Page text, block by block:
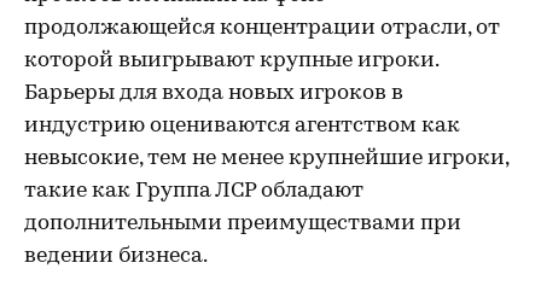
продолжающейся концентрации отрасли, от
которой выигрывают крупные игроки.
Барьеры для входа новых игроков в
индустрию оцениваются агентством как
невысокие, тем не менее крупнейшие игроки,
такие как Группа ЛСР обладают
дополнительными преимуществами при
ведении бизнеса.